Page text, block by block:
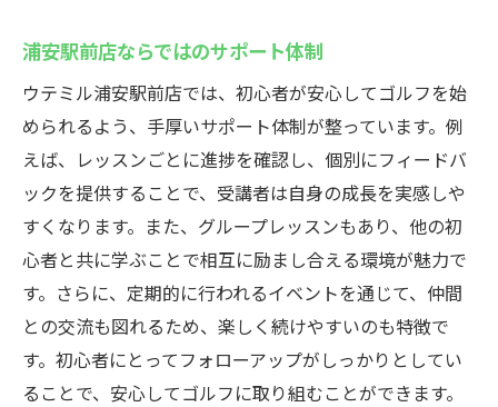
ウテミルの設備と最新技術
年間を通じて楽しめるゴルフライフ
雨の日にも最高の練習を続ける方法
インドアゴルフスクールでスキルアップ浦安駅
近くのウテミルの魅力
スキルアップを実現する具体的な方法
少人数制レッスンの効果
インストラクターの質と指導力
受講生の技術向上の過程
ウテミルでの成功事例紹介
浦安駅前店ならではのサポート体制
ウテミル浦安駅前店では、初心者が安心してゴルフを始
められるよう、手厚いサポート体制が整っています。例
えば、レッスンごとに進捗を確認し、個別にフィードバ
ックを提供することで、受講者は自身の成長を実感しや
すくなります。また、グループレッスンもあり、他の初
心者と共に学ぶことで相互に励まし合える環境が魅力で
す。さらに、定期的に行われるイベントを通じて、仲間
との交流も図れるため、楽しく続けやすいのも特徴で
す。初心者にとってフォローアップがしっかりとしてい
ることで、安心してゴルフに取り組むことができます。